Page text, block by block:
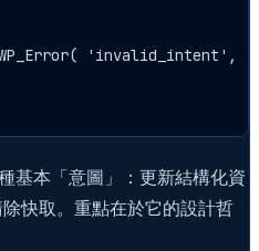
'invalid_intent',
基本「意圖」：更新結構化資
快取。重點在於它的設計哲